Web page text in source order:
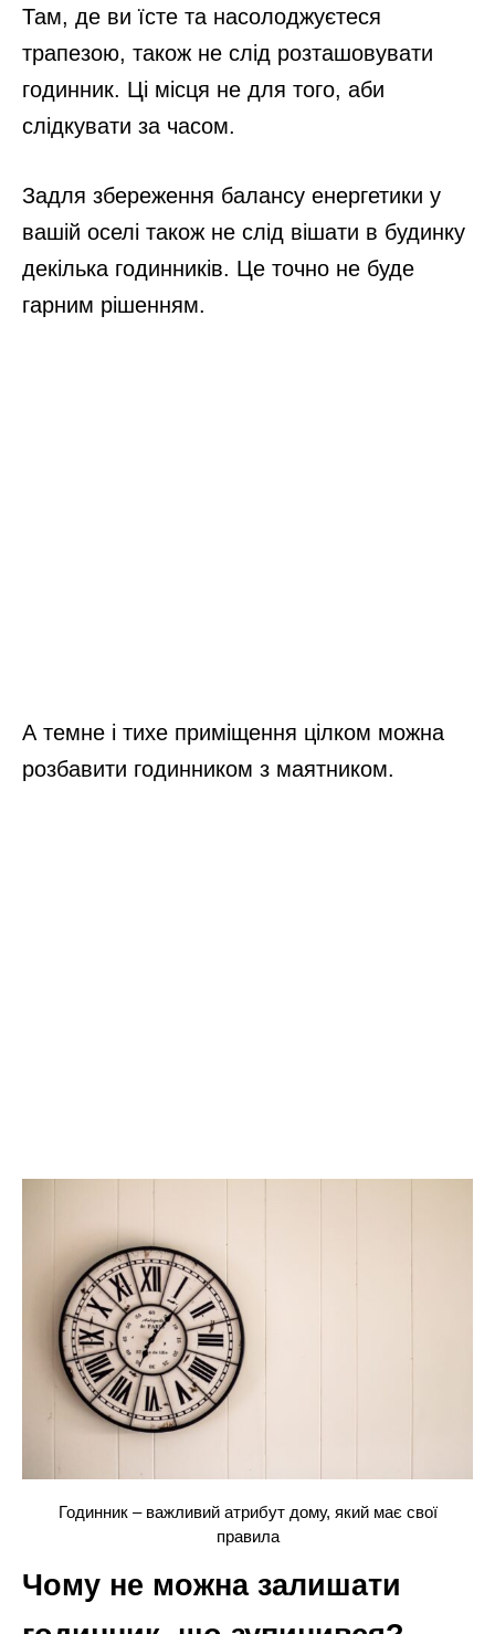
Там, де ви їсте та насолоджуєтеся
трапезою, також не слід розташовувати
годинник. Ці місця не для того, аби
слідкувати за часом.
Задля збереження балансу енергетики у
вашій оселі також не слід вішати в будинку
декілька годинників. Це точно не буде
гарним рішенням.
А темне і тихе приміщення цілком можна
розбавити годинником з маятником.
Годинник – важливий атрибут дому, який має свої
правила
Чому не можна залишати